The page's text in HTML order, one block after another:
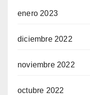
enero 2023
diciembre 2022
noviembre 2022
octubre 2022